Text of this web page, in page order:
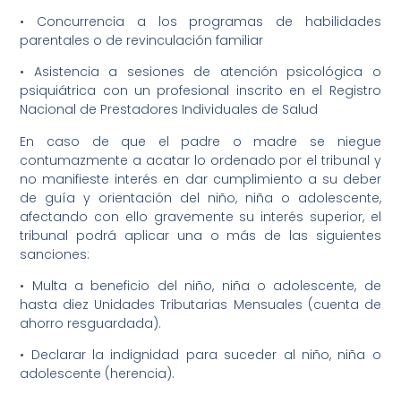
• Concurrencia a los programas de habilidades
parentales o de revinculación familiar
• Asistencia a sesiones de atención psicológica o
psiquiátrica con un profesional inscrito en el Registro
Nacional de Prestadores Individuales de Salud
En caso de que el padre o madre se niegue
contumazmente a acatar lo ordenado por el tribunal y
no manifieste interés en dar cumplimiento a su deber
de guía y orientación del niño, niña o adolescente,
afectando con ello gravemente su interés superior, el
tribunal podrá aplicar una o más de las siguientes
sanciones:
• Multa a beneficio del niño, niña o adolescente, de
hasta diez Unidades Tributarias Mensuales (cuenta de
ahorro resguardada).
• Declarar la indignidad para suceder al niño, niña o
adolescente (herencia).